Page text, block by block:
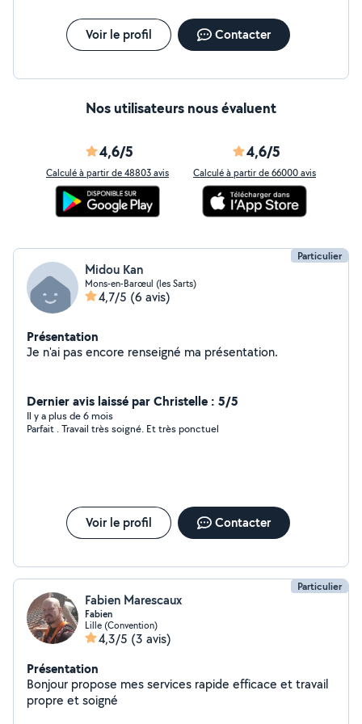
divertir mais aussi stimuler leurs facultés intellectuelles,
motrices et sensorielles.
Voir le profil Contacter
Nos utilisateurs nous évaluent
4,6/5
Calculé à partir de 48803 avis
4,6/5
Calculé à partir de 66000 avis
Particulier
Midou Kan
Mons-en-Barœul (les Sarts)
4,7/5 (6 avis)
Présentation
Je n'ai pas encore renseigné ma présentation.
Dernier avis laissé par Christelle : 5/5
Il y a plus de 6 mois
Parfait . Travail très soigné. Et très ponctuel
Voir le profil Contacter
Particulier
Fabien Marescaux
Fabien
Lille (Convention)
4,3/5 (3 avis)
Présentation
Bonjour propose mes services rapide efficace et travail
propre et soigné